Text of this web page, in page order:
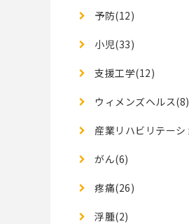
予防(12)
小児(33)
支援工学(12)
ウィメンズヘルス(8)
産業リハビリテー
がん(6)
疼痛(26)
浮腫(2)